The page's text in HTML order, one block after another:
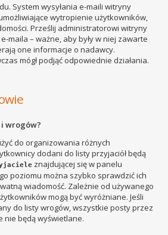
System wysyłania e-maili witryny
wytropienie użytkowników,
Prześlij administratorowi witryny
maila – ważne, aby były w niej zawarte
one informacje o nadawcy.
mógł podjąć odpowiednie działania.
i wrogów?
do organizowania różnych
dodani do listy przyjaciół będą
znajdującej się w panelu
poziomu można szybko sprawdzić ich
wiadomość. Zależnie od używanego
mogą być wyróżniane. Jeśli
do listy wrogów, wszystkie posty przez
nie będą wyświetlane.